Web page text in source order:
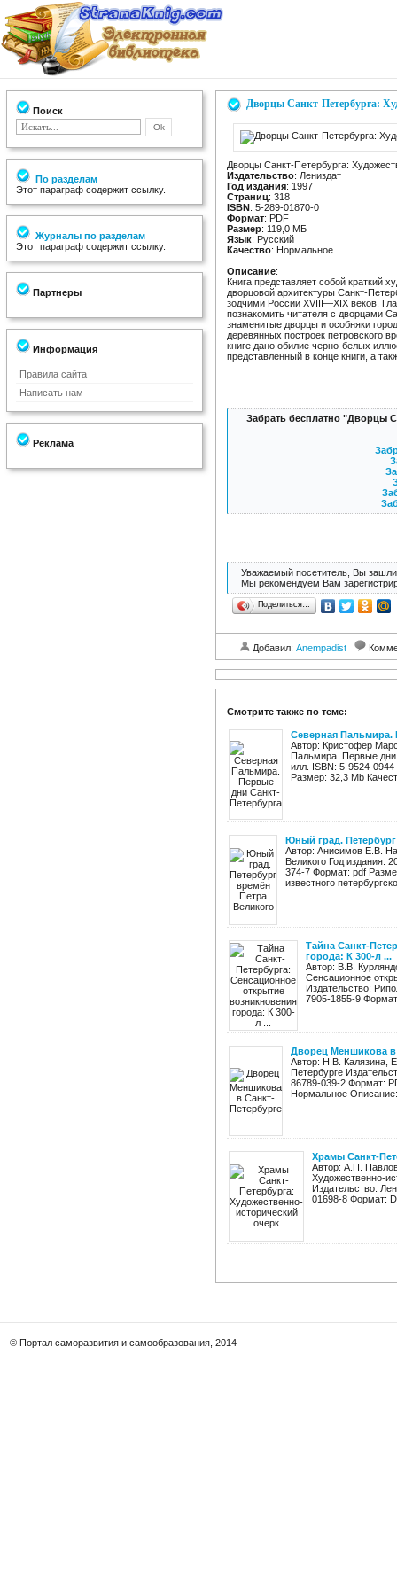
Поиск
По разделам
Этот параграф содержит ссылку.
Журналы по разделам
Этот параграф содержит ссылку.
Партнеры
Информация
Правила сайта
Написать нам
Реклама
Дворцы Санкт-Петербурга:
Дворцы Санкт-Петербурга:
Издательство: Лениздат
Год издания: 1997
Страниц: 318
ISBN: 5-289-01870-0
Формат: PDF
Размер: 119,0 МБ
Язык: Русский
Качество: Нормальное
Описание:
Книга представляет собой краткий
дворцовой архитектуры Санкт-
зодчими России XVIII—XIX веков.
познакомить читателя с дворцами
знаменитые дворцы и особняки
деревянных построек петровского
книге дано обилие черно-белых
представленный в конце книги, а
Забрать бесплатно "Дворцы
Уважаемый посетитель, Вы зашли
Мы рекомендуем Вам
Поделиться…
Добавил: Anempadist
Смотрите также по теме:
Северная Пальмира.
Автор: Кристофер
Пальмира. Первые дни
илл. ISBN: 5-9524-
Размер: 32,3 Mb
Юный град.
Автор: Анисимов Е.В.
Великого Год издания:
374-7 Формат: pdf
известного
Тайна Санкт-
города: К 300-л ...
Автор: В.В.
Сенсационное
Издательство:
7905-1855-9
Дворец Меншикова в
Автор: Н.В. Калязина,
Петербурге
86789-039-2 Формат:
Нормальное
Храмы Санкт-
Автор: А.П.
Художественно-
Издательство:
01698-8 Формат:
© Портал саморазвития и самообразования, 2014